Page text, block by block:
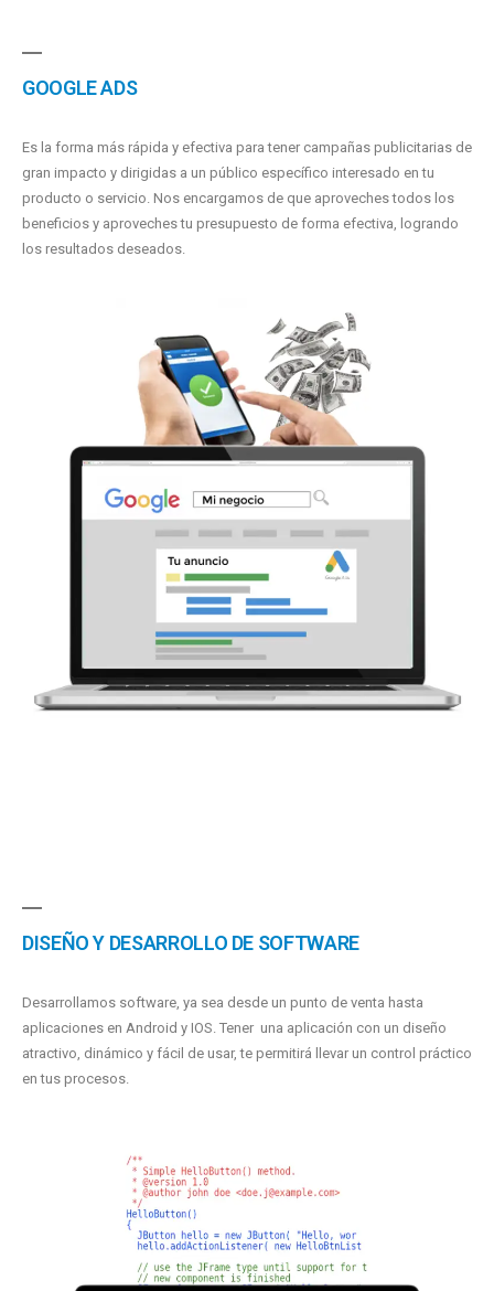
GOOGLE ADS
Es la forma más rápida y efectiva para tener campañas publicitarias de
gran impacto y dirigidas a un público específico interesado en tu
producto o servicio. Nos encargamos de que aproveches todos los
beneficios y aproveches tu presupuesto de forma efectiva, logrando
los resultados deseados.
DISEÑO Y DESARROLLO DE SOFTWARE
Desarrollamos software, ya sea desde un punto de venta hasta
aplicaciones en Android y IOS. Tener una aplicación con un diseño
atractivo, dinámico y fácil de usar, te permitirá llevar un control práctico
en tus procesos.